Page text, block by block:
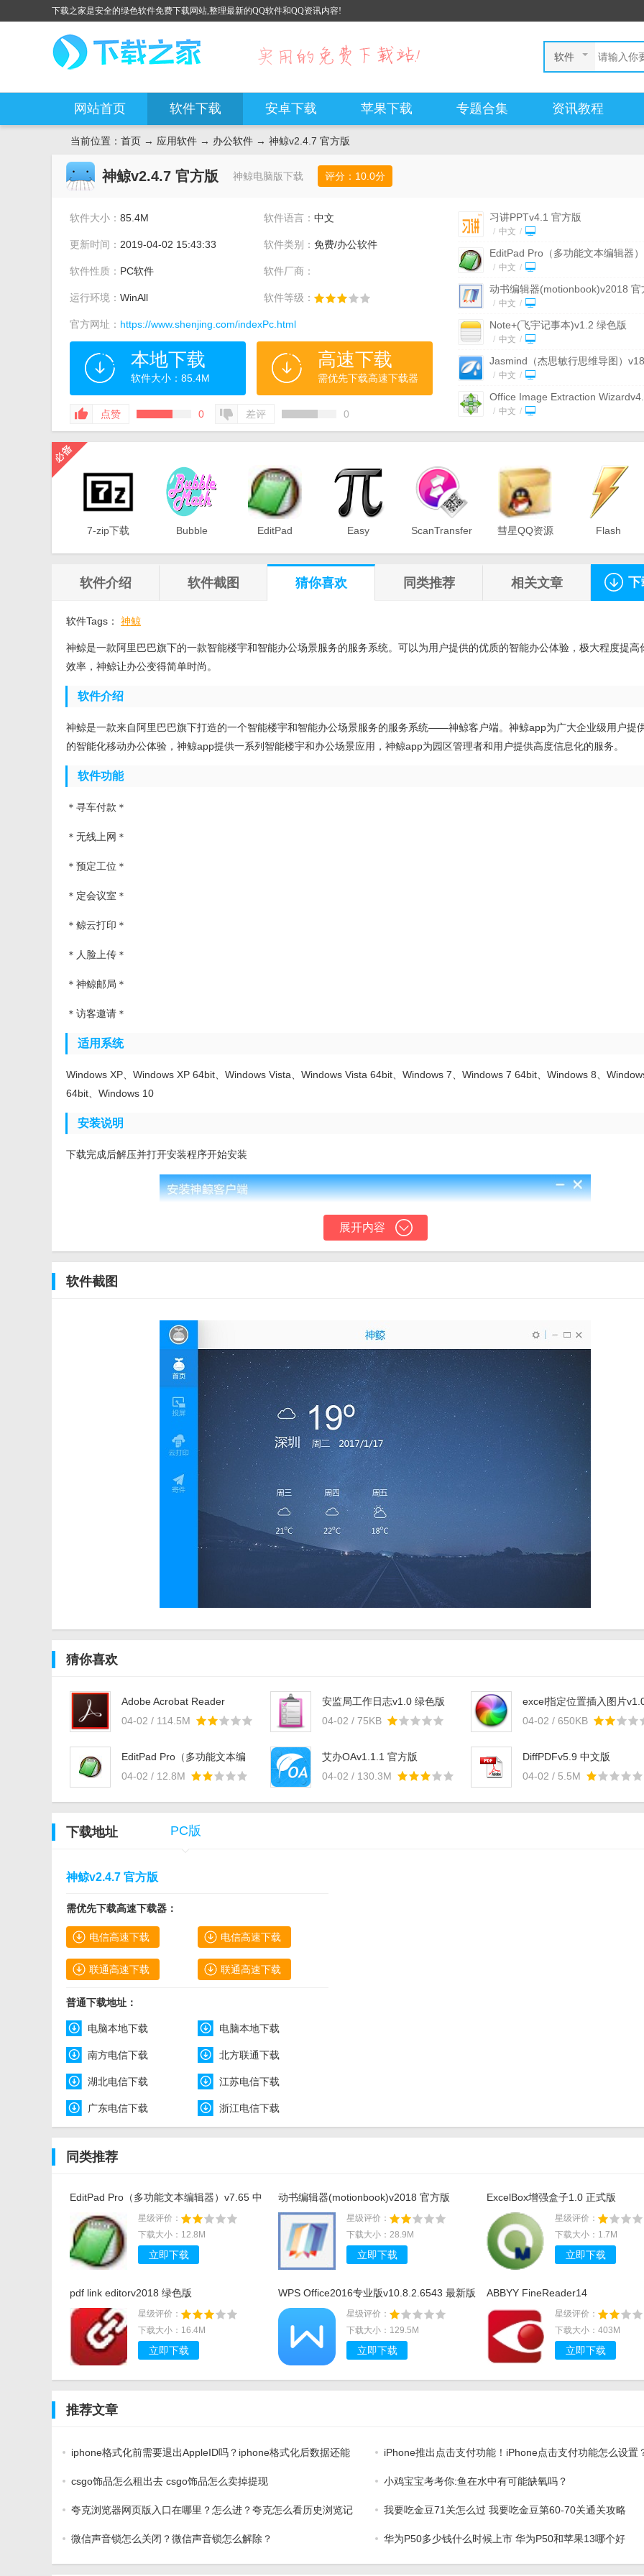
下载之家是安全的绿色软件免费下载网站,整理最新的QQ软件和QQ资讯内容!
软件
网站首页 软件下载 安卓下载 苹果下载 专题合集 资讯教程
当前位置： 首页 → 应用软件 → 办公软件 → 神鲸v2.4.7 官方版
神鲸v2.4.7 官方版 神鲸电脑版下载 评分： 10.0分
软件大小： 85.4M 软件语言： 中文
更新时间： 2019-04-02 15:43:33 软件类别： 免费/办公软件
软件性质： PC软件 软件厂商：
运行环境： WinAll 软件等级：
官方网址： https://www.shenjing.com/indexPc.html
本地下载
软件大小：85.4M
高速下载
需优先下载高速下载器
点赞 0 差评 0
习讲PPTv4.1 官方版
/ 中文 /
EditPad Pro（多功能文本编辑器）
v7.65 中文版
/ 中文 /
动书编辑器(motionbook)v2018 官
版
/ 中文 /
Note+(飞宇记事本)v1.2 绿色版
/ 中文 /
Jasmind（杰思敏行思维导图）
免费版
/ 中文 /
Office Image Extraction
官方版
/ 中文 /
Replace Geniusv2.2 官方版
工作时间记录软件
费版中文
MyDraw(思维导图软件)v2.2 破解
中文 /
/ 中文 /
7-zip下载
Bubble
电脑版
EditPad
v7.65 中文版
Easy
器)v1.8 官方
ScanTransfer
方版
彗星QQ资源
费版
Flash
件）v6.9 官
方版
软件介绍 软件截图 猜你喜欢 同类推荐 相关文章 下
软件Tags： 神鲸
神鲸是一款阿里巴巴旗下的一款智能楼宇和智能办公场景服务的服务系统。可以为用户提供的优质的智能办公体验，极大程度提高
效率，神鲸让办公变得简单时尚。
软件介绍
神鲸是一款来自阿里巴巴旗下打造的一个智能楼宇和智能办公场景服务的服务系统——神鲸客户端。神鲸app为广大企业级用户提
的智能化移动办公体验，神鲸app提供一系列智能楼宇和办公场景应用，神鲸app为园区管理者和用户提供高度信息化的服务。
软件功能
＊寻车付款＊
＊无线上网＊
＊预定工位＊
＊定会议室＊
＊鲸云打印＊
＊人脸上传＊
＊神鲸邮局＊
＊访客邀请＊
适用系统
Windows XP、Windows XP 64bit、Windows Vista、Windows Vista 64bit、Windows 7、Windows 7 64bit、Windows 8、
64bit、Windows 10
安装说明
下载完成后解压并打开安装程序开始安装
选择您希望安装的目录点击下一步即可完成安装
软件部分功能需要注册账号才可免费使用，第一次使用的用户可以输入手机号填写验证码便可注册成功
选择“云打印”需要用户进行登录即可免费使用
展开内容
软件截图
猜你喜欢
Adobe Acrobat Reader
版
04-02 / 114.5M
安监局工作日志v1.0 绿色版
04-02 / 75KB
excel指定位置插入图片
04-02 / 650KB
EditPad Pro（多功能文本编
04-02 / 12.8M
艾办OAv1.1.1 官方版
04-02 / 130.3M
DiffPDFv5.9 中文版
04-02 / 5.5M
下载地址 PC版
神鲸v2.4.7 官方版
需优先下载高速下载器：
电信高速下载 电信高速下载
联通高速下载 联通高速下载
普通下载地址：
电脑本地下载 电脑本地下载
南方电信下载 北方联通下载
湖北电信下载 江苏电信下载
广东电信下载 浙江电信下载
同类推荐
EditPad Pro（多功能文本编辑器）v7.65 中
文版
星级评价：
下载大小：12.8M
立即下载
动书编辑器(motionbook)v2018 官方版
星级评价：
下载大小：28.9M
立即下载
ExcelBox增强盒子1.0 正式版
星级评价：
下载大小：1.7M
立即下载
pdf link editorv2018 绿色版
星级评价：
下载大小：16.4M
立即下载
WPS Office2016专业版v10.8.2.6543 最新版
星级评价：
下载大小：129.5M
立即下载
ABBYY FineReader14
星级评价：
下载大小：403M
立即下载
推荐文章
iphone格式化前需要退出AppleID吗？iphone格式化后数据还能
恢复吗？怎么恢复？
iPhone推出点击支付功能！iPhone点击支付功能怎么设置
csgo饰品怎么租出去 csgo饰品怎么卖掉提现 小鸡宝宝考考你:鱼在水中有可能缺氧吗？
夸克浏览器网页版入口在哪里？怎么进？夸克怎么看历史浏览记
录？
我要吃金豆71关怎么过 我要吃金豆第60-70关通关攻略
微信声音锁怎么关闭？微信声音锁怎么解除？ 华为P50多少钱什么时候上市 华为P50和苹果13哪个好